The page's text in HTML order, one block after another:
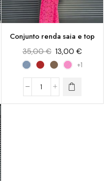
Conjunto renda saia e top
35,00€ 13,00 €
+1